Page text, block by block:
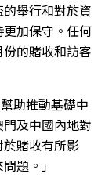
的舉行和對於資
加保守。任何
的賭收和訪客
助推動基礎中
及中國內地對
賭收有所影
題。」